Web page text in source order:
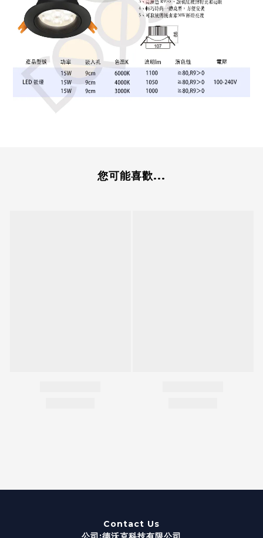
您可能喜歡...
Contact Us